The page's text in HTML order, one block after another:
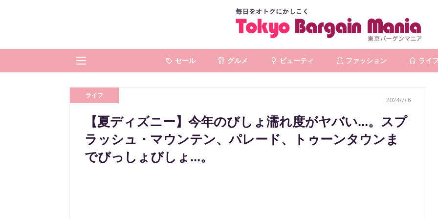
セール グルメ ビューティ ファッション ライフ
ライフ
2024/7/ 6
【夏ディズニー】今年のびしょ濡れ度がヤバい...。スプ
ラッシュ・マウンテン、パレード、トゥーンタウンま
でびっしょびしょ...。